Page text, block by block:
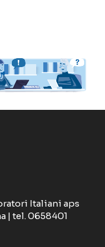
Italiani aps
| tel. 0658401